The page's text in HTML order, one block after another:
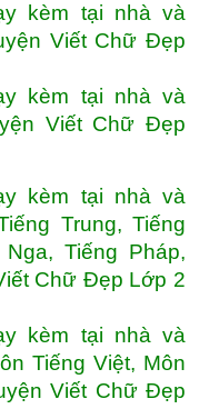
kèm tại nhà và
Viết Chữ Đẹp
kèm tại nhà và
Viết Chữ Đẹp
kèm tại nhà và
Trung, Tiếng
Tiếng Pháp,
Chữ Đẹp Lớp 2
kèm tại nhà và
Tiếng Việt, Môn
Viết Chữ Đẹp